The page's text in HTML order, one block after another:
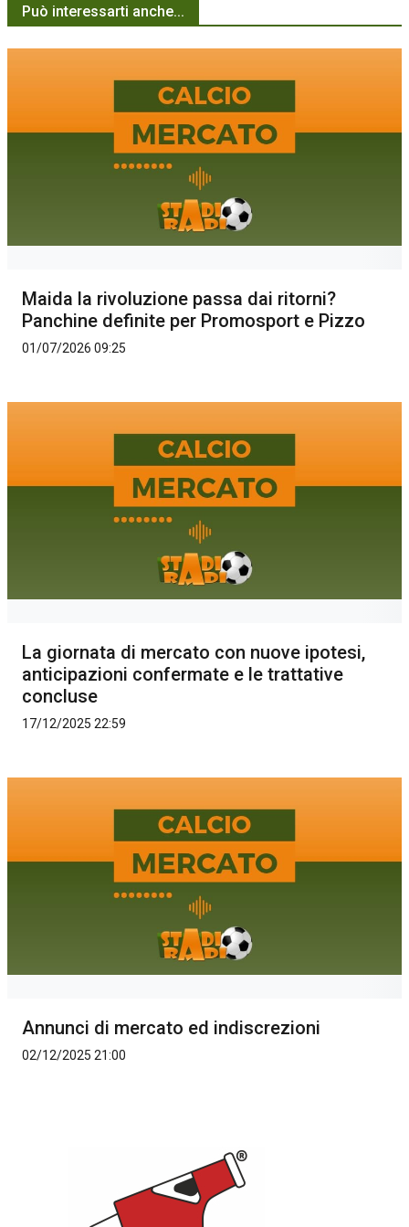
Può interessarti anche...
Maida la rivoluzione passa dai ritorni?
Panchine definite per Promosport e Pizzo
01/07/2026 09:25
La giornata di mercato con nuove ipotesi,
anticipazioni confermate e le trattative
concluse
17/12/2025 22:59
Annunci di mercato ed indiscrezioni
02/12/2025 21:00